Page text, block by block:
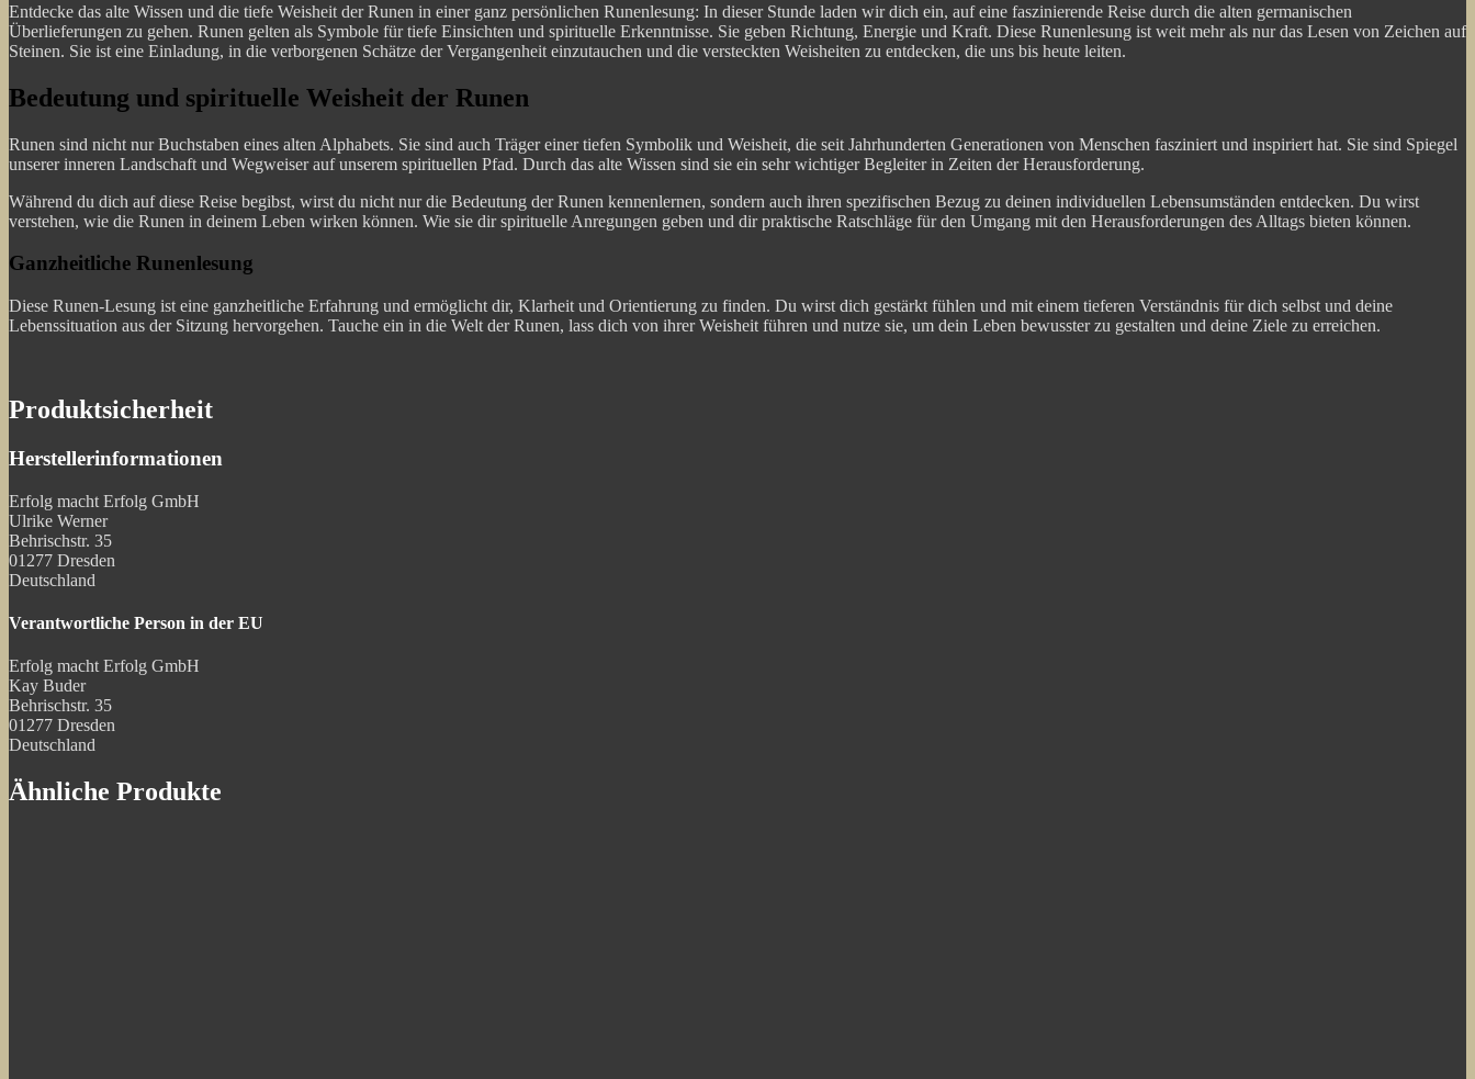
Entdecke das alte Wissen und die tiefe Weisheit der Runen in einer ganz persönlichen Runenlesung: In dieser Stunde laden wir dich ein, auf eine faszinierende Reise durch die alten germanischen
Überlieferungen zu gehen. Runen gelten als Symbole für tiefe Einsichten und spirituelle Erkenntnisse. Sie geben Richtung, Energie und Kraft. Diese Runenlesung ist weit mehr als nur das Lesen von Zeichen auf
Steinen. Sie ist eine Einladung, in die verborgenen Schätze der Vergangenheit einzutauchen und die versteckten Weisheiten zu entdecken, die uns bis heute leiten.
Bedeutung und spirituelle Weisheit der Runen
Runen sind nicht nur Buchstaben eines alten Alphabets. Sie sind auch Träger einer tiefen Symbolik und Weisheit, die seit Jahrhunderten Generationen von Menschen fasziniert und inspiriert hat. Sie sind Spiegel
unserer inneren Landschaft und Wegweiser auf unserem spirituellen Pfad. Durch das alte Wissen sind sie ein sehr wichtiger Begleiter in Zeiten der Herausforderung.
Während du dich auf diese Reise begibst, wirst du nicht nur die Bedeutung der Runen kennenlernen, sondern auch ihren spezifischen Bezug zu deinen individuellen Lebensumständen entdecken. Du wirst
verstehen, wie die Runen in deinem Leben wirken können. Wie sie dir spirituelle Anregungen geben und dir praktische Ratschläge für den Umgang mit den Herausforderungen des Alltags bieten können.
Ganzheitliche Runenlesung
Diese Runen-Lesung ist eine ganzheitliche Erfahrung und ermöglicht dir, Klarheit und Orientierung zu finden. Du wirst dich gestärkt fühlen und mit einem tieferen Verständnis für dich selbst und deine
Lebenssituation aus der Sitzung hervorgehen. Tauche ein in die Welt der Runen, lass dich von ihrer Weisheit führen und nutze sie, um dein Leben bewusster zu gestalten und deine Ziele zu erreichen.
Produktsicherheit
Herstellerinformationen
Erfolg macht Erfolg GmbH
Ulrike Werner
Behrischstr. 35
01277 Dresden
Deutschland
Verantwortliche Person in der EU
Erfolg macht Erfolg GmbH
Kay Buder
Behrischstr. 35
01277 Dresden
Deutschland
Ähnliche Produkte